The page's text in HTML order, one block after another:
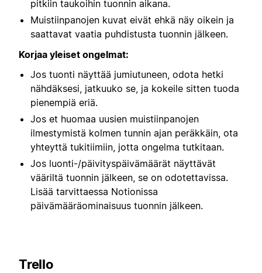
pitkiin taukoihin tuonnin aikana.
Muistiinpanojen kuvat eivät ehkä näy oikein ja
saattavat vaatia puhdistusta tuonnin jälkeen.
Korjaa yleiset ongelmat:
Jos tuonti näyttää jumiutuneen, odota hetki
nähdäksesi, jatkuuko se, ja kokeile sitten tuoda
pienempiä eriä.
Jos et huomaa uusien muistiinpanojen
ilmestymistä kolmen tunnin ajan peräkkäin, ota
yhteyttä tukitiimiin, jotta ongelma tutkitaan.
Jos luonti-/päivityspäivämäärät näyttävät
vääriltä tuonnin jälkeen, se on odotettavissa.
Lisää tarvittaessa Notionissa
päivämääräominaisuus tuonnin jälkeen.
Trello